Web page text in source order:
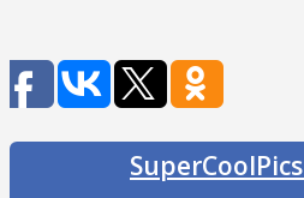
SuperCoolPics